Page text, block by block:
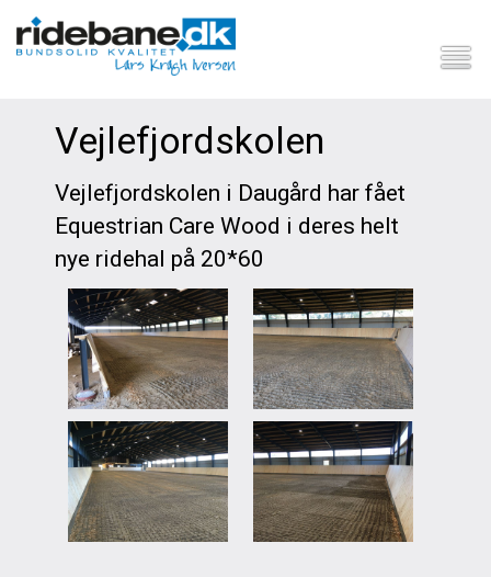
Vejlefjordskolen
Vejlefjordskolen i Daugård har fået
Equestrian Care Wood i deres helt
nye ridehal på 20*60